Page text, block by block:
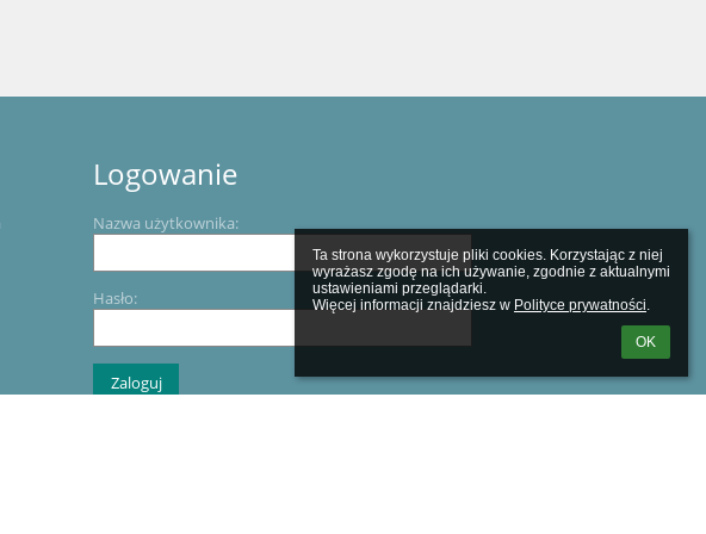
Ta strona wykorzystuje pliki cookies. Korzystając z niej
wyrażasz zgodę na ich używanie, zgodnie z aktualnymi
ustawieniami przeglądarki.
Więcej informacji znajdziesz w Polityce prywatności.
OK
Logowanie
Nazwa użytkownika:
Hasło: